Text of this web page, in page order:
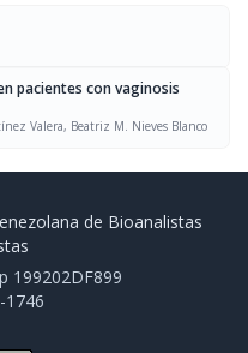
pacientes con vaginosis
Valera, Beatriz M. Nieves Blanco
de Bioanalistas
199202DF899
1746